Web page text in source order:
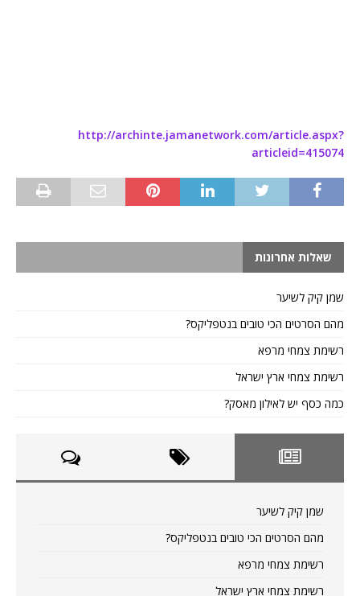
http://archinte.jamanetwork.com/article.aspx?
articleid=415074
שאלות אחרונות
שמן קיק לשיער
מהם הסרטים הכי טובים בנטפליקס?
רשימת צמחי מרפא
רשימת צמחי ארץ ישראל
כמה כסף יש לאילון מאסק?
שמן קיק לשיער
מהם הסרטים הכי טובים בנטפליקס?
רשימת צמחי מרפא
רשימת צמחי ארץ ישראל